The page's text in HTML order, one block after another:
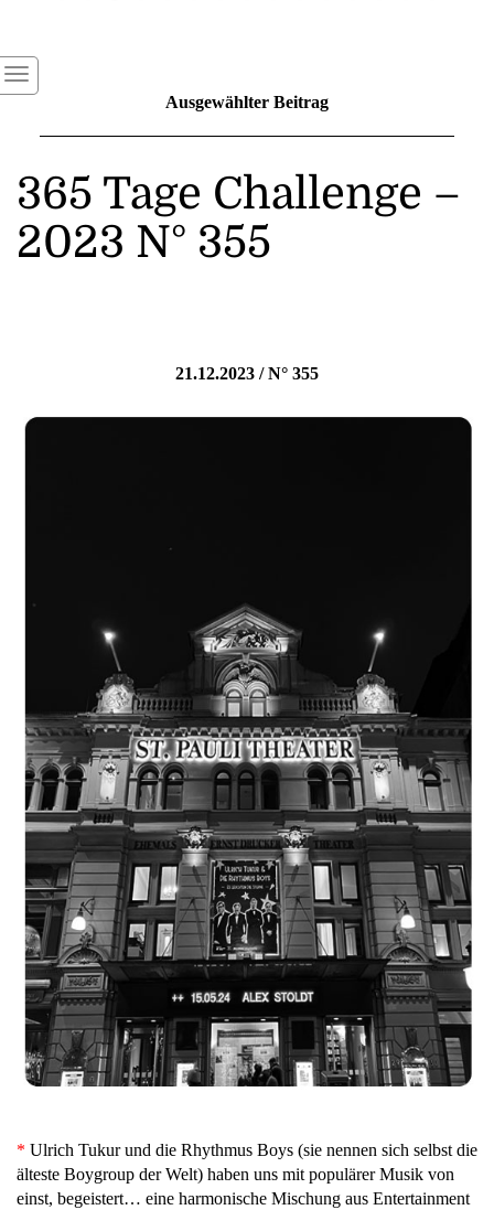
Ausgewählter Beitrag
365 Tage Challenge –
2023 N° 355
21.12.2023 / N° 355
* Ulrich Tukur und die Rhythmus Boys (sie nennen sich selbst die
älteste Boygroup der Welt) haben uns mit populärer Musik von
einst, begeistert… eine harmonische Mischung aus Entertainment